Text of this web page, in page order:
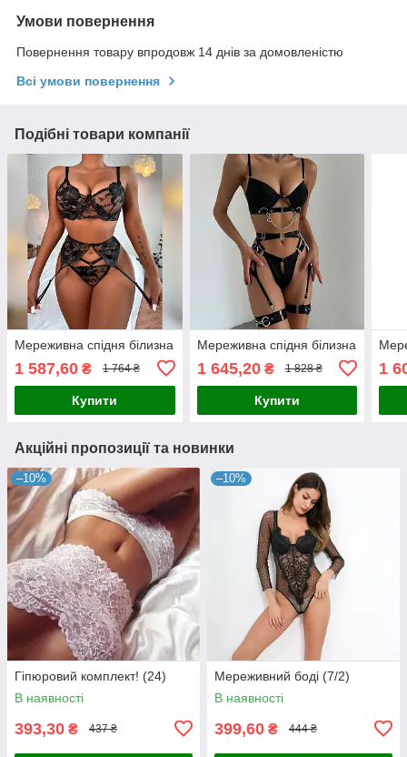
Умови повернення
Повернення товару впродовж 14 днів за домовленістю
Всі умови повернення
Подібні товари компанії
Мереживна спідня білизна
1 587,60 ₴ 1 764 ₴
Купити
Мереживна спідня білизна
1 645,20₴ 1 828 ₴
Купити
1
Акційні пропозиції та новинки
–10%
Гіпюровий комплект! (24)
В наявності
393,30 ₴ 437 ₴
–10%
Мереживний боді (7/2)
В наявності
399,60 ₴ 444 ₴